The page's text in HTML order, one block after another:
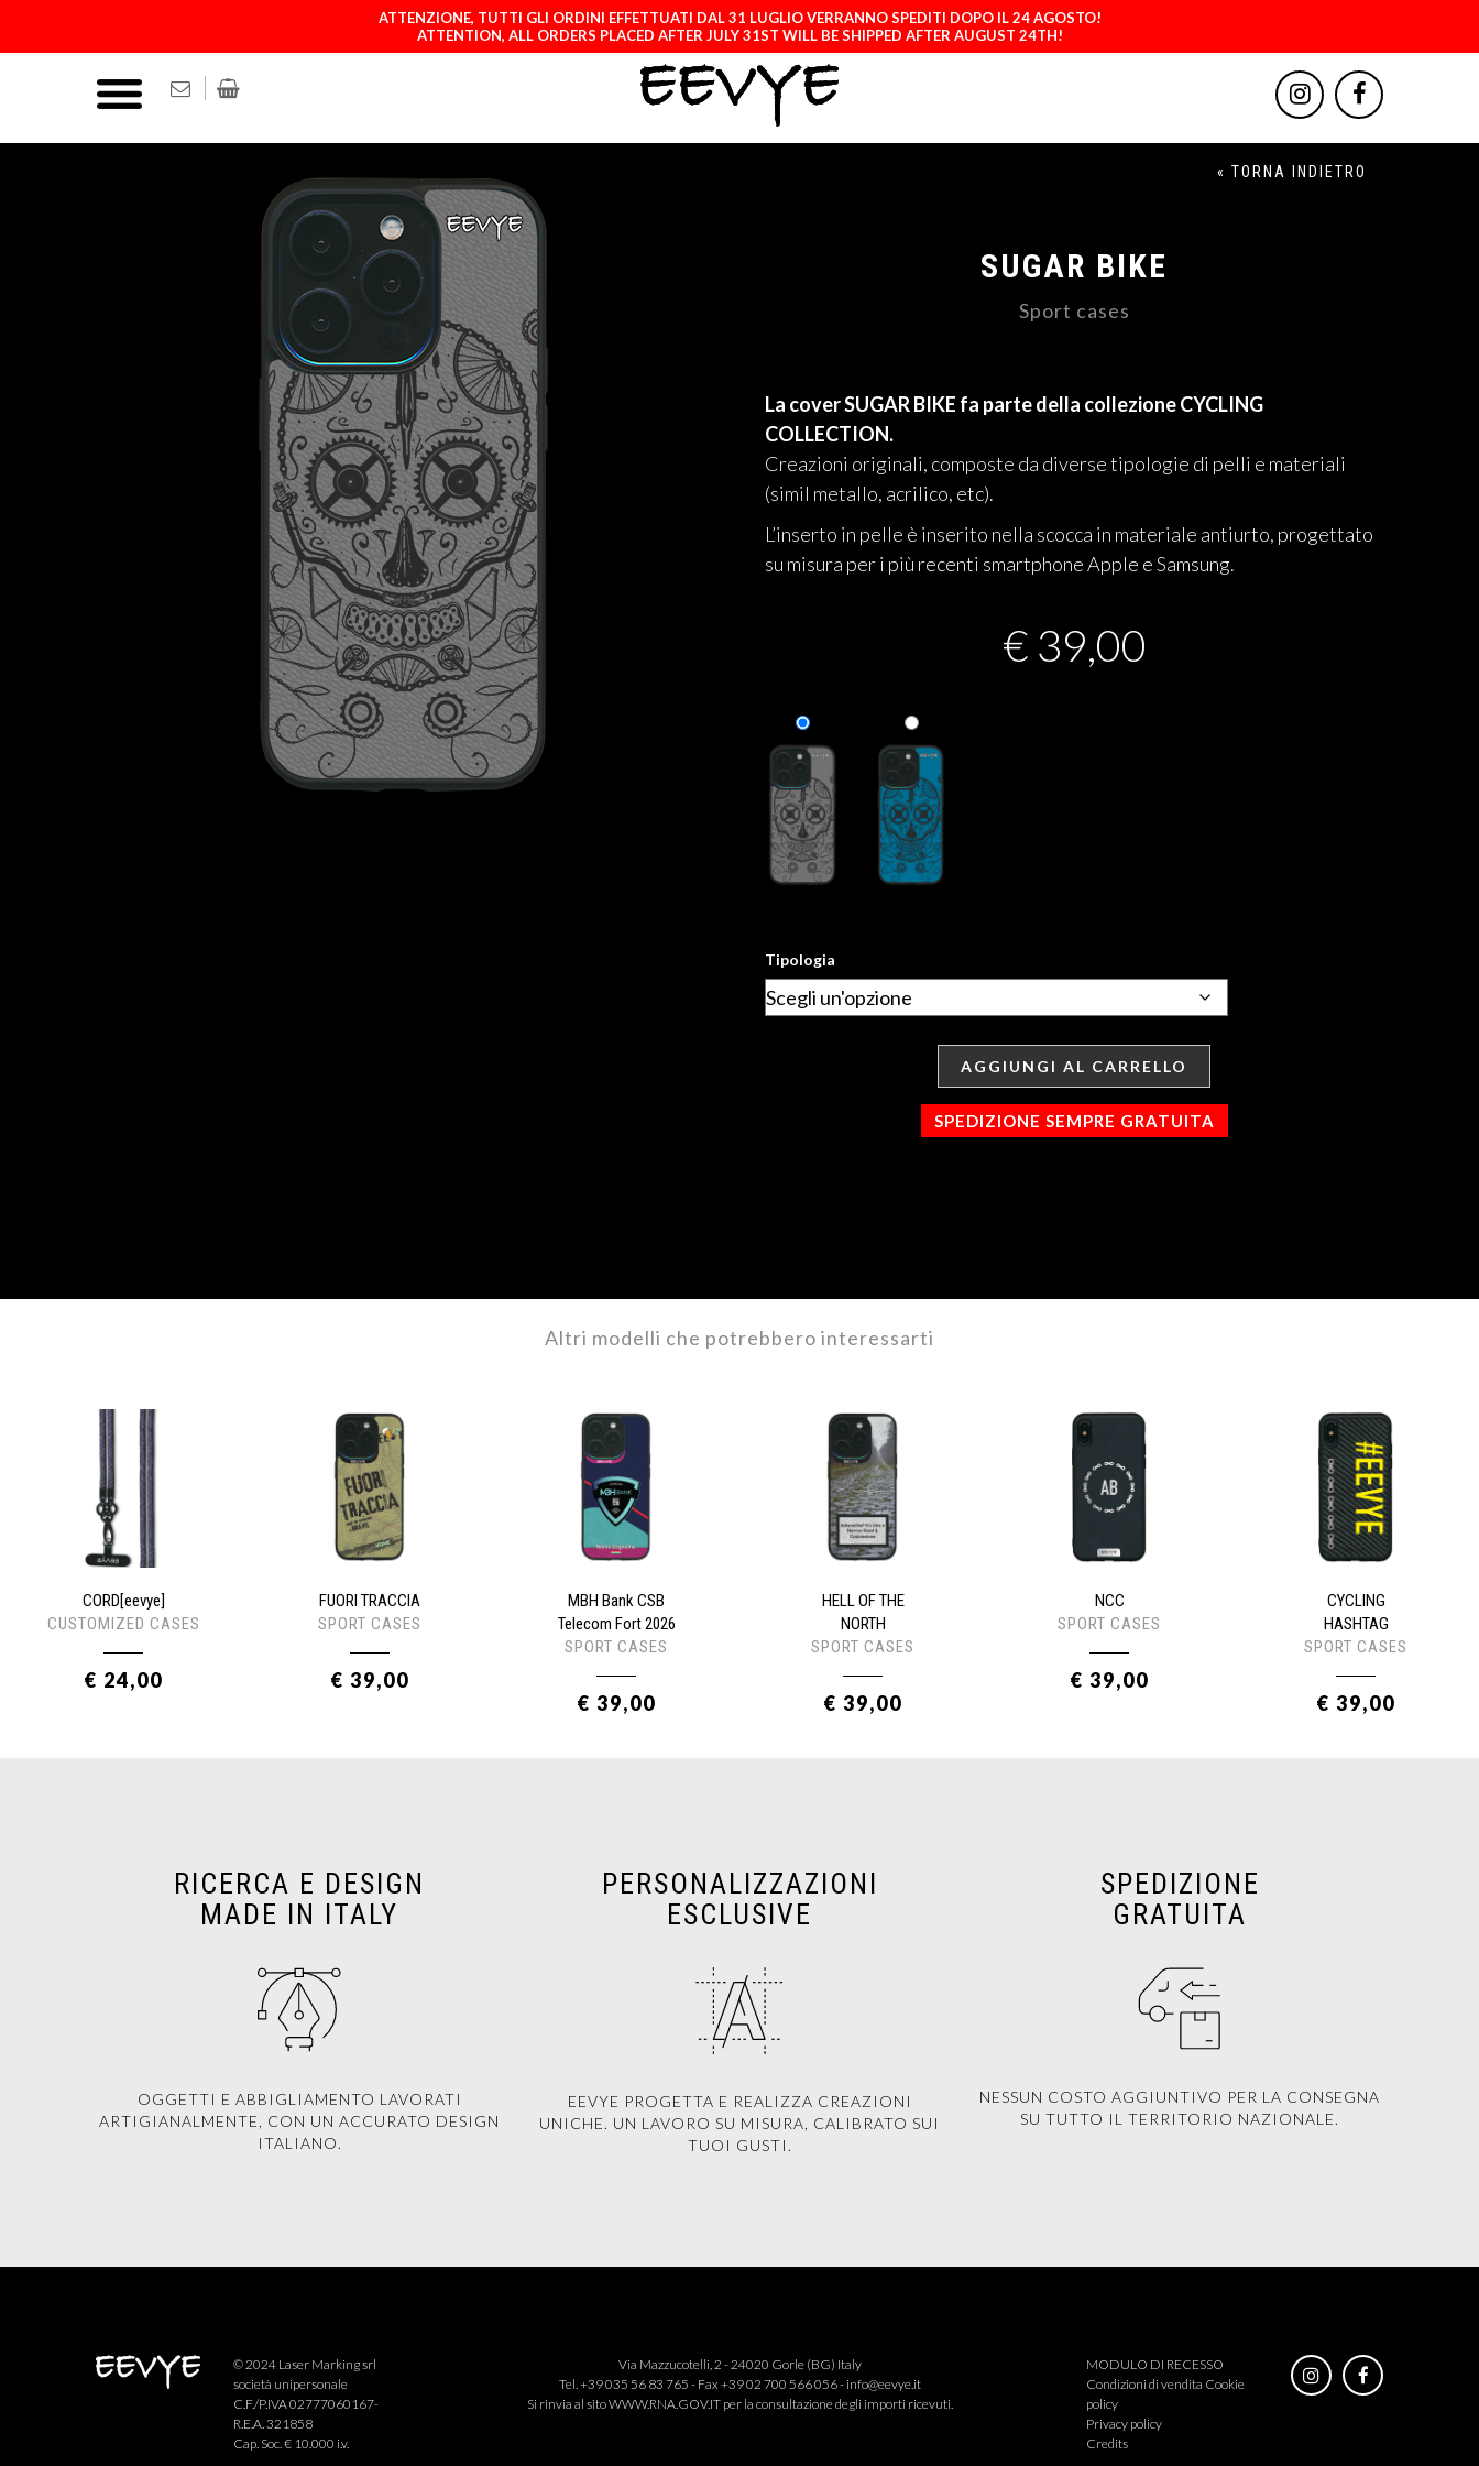
ATTENZIONE, TUTTI GLI ORDINI EFFETTUATI DAL 31 LUGLIO VERRANNO SPEDITI DOPO IL 24 AGOSTO!
ATTENTION, ALL ORDERS PLACED AFTER JULY 31ST WILL BE SHIPPED AFTER AUGUST 24TH!
« TORNA INDIETRO
SUGAR BIKE
Sport cases
La cover SUGAR BIKE fa parte della collezione CYCLING
COLLECTION.
Creazioni originali, composte da diverse tipologie di pelli e materiali
(simil metallo, acrilico, etc).
L’inserto in pelle è inserito nella scocca in materiale antiurto, progettato
su misura per i più recenti smartphone Apple e Samsung.
€39,00
Tipologia
AGGIUNGI AL CARRELLO
SPEDIZIONE SEMPRE GRATUITA
Altri modelli che potrebbero interessarti
CORD[eevye]
CUSTOMIZED CASES
€ 24,00
FUORI TRACCIA
SPORT CASES
€ 39,00
MBH Bank CSB
Telecom Fort 2026
SPORT CASES
€ 39,00
HELL OF THE
NORTH
SPORT CASES
€ 39,00
NCC
SPORT CASES
€ 39,00
CYCLING
HASHTAG
SPORT CASES
€ 39,00
RICERCA E DESIGN
MADE IN ITALY
OGGETTI E ABBIGLIAMENTO LAVORATI
ARTIGIANALMENTE, CON UN ACCURATO DESIGN
ITALIANO.
PERSONALIZZAZIONI
ESCLUSIVE
EEVYE PROGETTA E REALIZZA CREAZIONI
UNICHE. UN LAVORO SU MISURA, CALIBRATO SUI
TUOI GUSTI.
SPEDIZIONE
GRATUITA
NESSUN COSTO AGGIUNTIVO PER LA CONSEGNA
SU TUTTO IL TERRITORIO NAZIONALE.
© 2024 Laser Marking srl
società unipersonale
C.F./P.IVA 02777060167-
R.E.A. 321858
Cap. Soc. € 10.000 i.v.
Via Mazzucotelli, 2 - 24020 Gorle (BG) Italy
Tel. +39 035 56 83 765 - Fax +39 02 700 566 056 - info@eevye.it
Si rinvia al sitoWWW.RNA.GOV.ITper la consultazione degli importi ricevuti.
MODULO DI RECESSO
Condizioni di vendita Cookie
policy
Privacy policy
Credits